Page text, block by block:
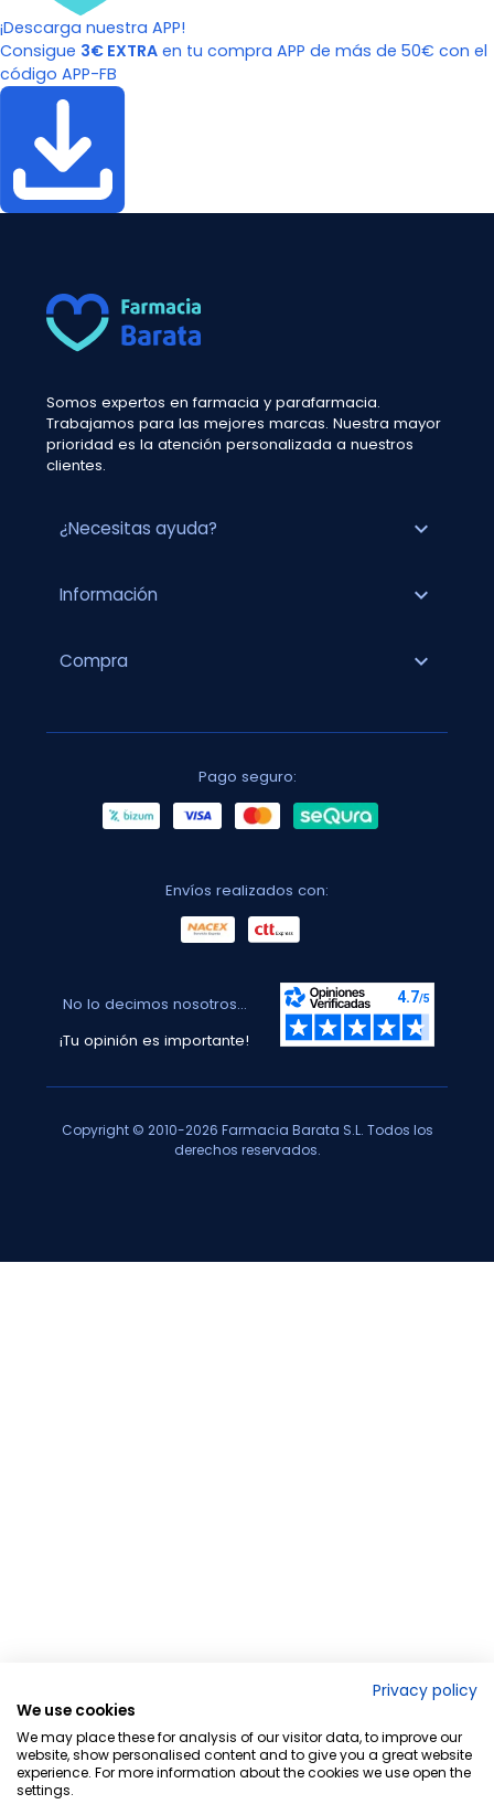
¡Descarga nuestra APP!
Consigue 3€ EXTRA en tu compra APP de más de 50€ con el
código APP-FB
Somos expertos en farmacia y parafarmacia.
Trabajamos para las mejores marcas. Nuestra mayor
prioridad es la atención personalizada a nuestros
clientes.
¿Necesitas ayuda? expand_more
Información expand_more
Compra expand_more
Pago seguro:
Envíos realizados con:
No lo decimos nosotros...
¡Tu opinión es importante!
Copyright © 2010-2026 Farmacia Barata S.L. Todos los
derechos reservados.
Privacy policy
We use cookies
We may place these for analysis of our visitor data, to improve our
website, show personalised content and to give you a great website
experience. For more information about the cookies we use open the
settings.